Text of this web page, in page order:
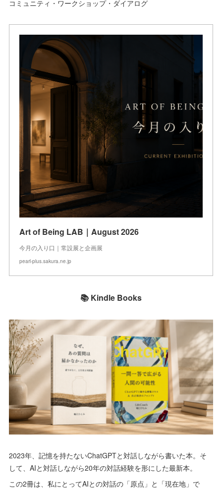
コミュニティ・ワークショップ・ダイアログ
Art of Being LAB｜August 2026
今月の入り口｜常設展と企画展
pearl-plus.sakura.ne.jp
📚 Kindle Books
2023年、記憶を持たないChatGPTと対話しながら書いた本。そ
して、AIと対話しながら20年の対話経験を形にした最新本。
この2冊は、私にとってAIとの対話の「原点」と「現在地」で